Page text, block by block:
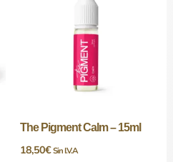
The Pigment Calm – 15ml
18,50€Sin I.V.A